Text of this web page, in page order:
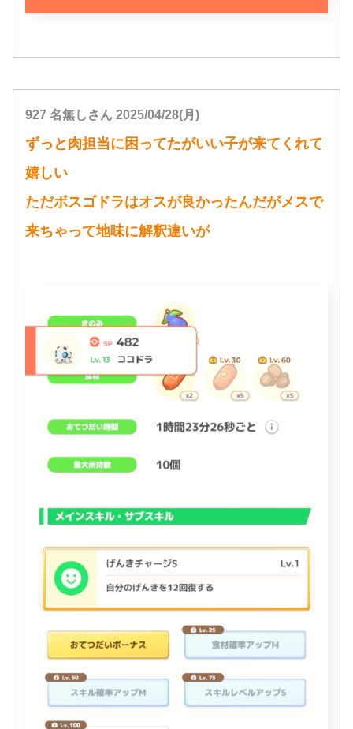
927 名無しさん 2025/04/28(月)
ずっと肉担当に困ってたがいい子が来てくれて
嬉しい
ただボスゴドラはオスが良かったんだがメスで
来ちゃって地味に解釈違いが